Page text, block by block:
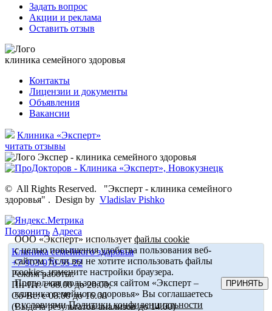
Задать вопрос
Акции и реклама
Оставить отзыв
клиника семейного здоровья
Контакты
Лицензии и документы
Объявления
Вакансии
Клиника «Эксперт»
читать отзывы
© All Rights Reserved.
"Эксперт - клиника семейного
здоровья" . Design by Vladislav Pishko
Позвонить Адреса
Клиника семейного здоровья
+7-903-070-55-22
Режим работы:
Пн-Пт: с 08.00 до 20.00,
Сб-Вс: с 08.00 до 16.00
(Выдача результатов анализов до 14.00)
ООО «Эксперт» используетфайлы cookie
с целью повышения удобства пользования веб-
сайтом. Если вы не хотите использовать файлы
cookies, измените настройки браузера.
Продолжая пользоваться сайтом «Эксперт –
клиника семейного здоровья» Вы соглашаетесь
с условиямиПолитики конфиденциальности
ПРИНЯТЬ